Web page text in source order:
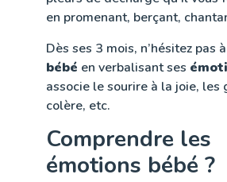
en promenant, berçant,
Dès ses 3 mois, n’hésitez pas
bébé en verbalisant ses
associe le sourire à la joie, les
colère, etc.
Comprendre les
émotions bébé ?